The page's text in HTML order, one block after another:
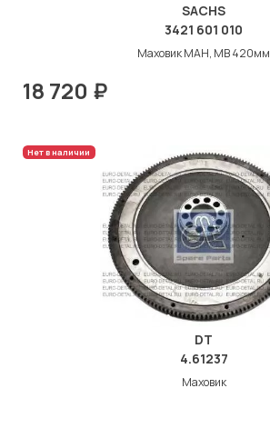
SACHS
3421 601 010
Маховик МАН, МВ 420мм
18 720 ₽
Нет в наличии
DT
4.61237
Маховик